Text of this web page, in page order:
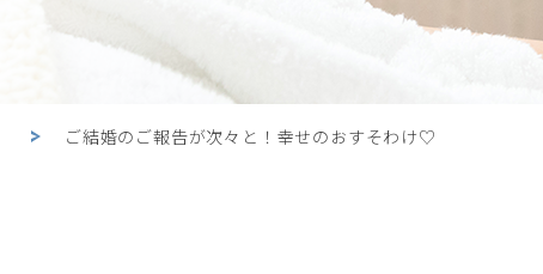
ご結婚のご報告が次々と！幸せのおすそわけ♡